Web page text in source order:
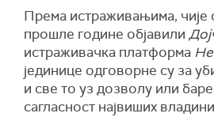
Према истраживањима, чије
прошле године објавили
истраживачка платформа
јединице одговорне су за
и све то уз дозволу или
сагласност највиших